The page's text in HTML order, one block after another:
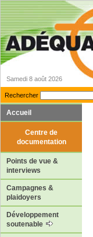
Samedi 8 août 2026
Rechercher
Accueil
Centre de
documentation
Points de vue &
interviews
Campagnes &
plaidoyers
Développement
soutenable